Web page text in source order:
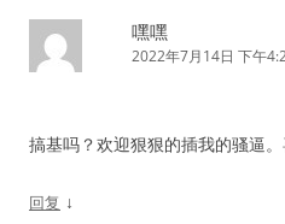
嘿嘿
2022年7月14日 下午
搞基吗？欢迎狠狠的插我的骚逼
回复 ↓